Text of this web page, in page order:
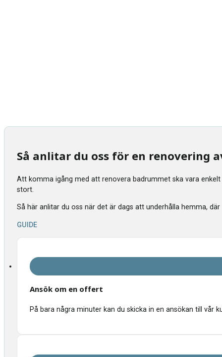
Så anlitar du oss för en renovering
Att komma igång med att renovera badrummet ska vara
stort.
Så här anlitar du oss när det är dags att underhålla hemma,
GUIDE
Ansök om en offert
På bara några minuter kan du skicka in en ansökan till